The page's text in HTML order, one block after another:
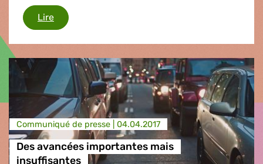
LireLes leçons du scandale
Communiqué de presse | 04.04.2017
Des avancées importantes mais
insuffisantes